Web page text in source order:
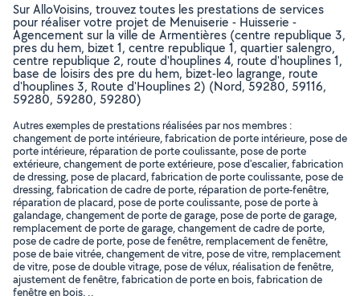
Sur AlloVoisins, trouvez toutes les prestations de services
pour réaliser votre projet de Menuiserie - Huisserie -
Agencement sur la ville de Armentières (centre republique 3,
pres du hem, bizet 1, centre republique 1, quartier salengro,
centre republique 2, route d'houplines 4, route d'houplines 1,
base de loisirs des pre du hem, bizet-leo lagrange, route
d'houplines 3, Route d'Houplines 2) (Nord, 59280, 59116,
59280, 59280, 59280)
Autres exemples de prestations réalisées par nos membres :
changement de porte intérieure, fabrication de porte intérieure, pose de
porte intérieure, réparation de porte coulissante, pose de porte
extérieure, changement de porte extérieure, pose d'escalier, fabrication
de dressing, pose de placard, fabrication de porte coulissante, pose de
dressing, fabrication de cadre de porte, réparation de porte-fenêtre,
réparation de placard, pose de porte coulissante, pose de porte à
galandage, changement de porte de garage, pose de porte de garage,
remplacement de porte de garage, changement de cadre de porte,
pose de cadre de porte, pose de fenêtre, remplacement de fenêtre,
pose de baie vitrée, changement de vitre, pose de vitre, remplacement
de vitre, pose de double vitrage, pose de vélux, réalisation de fenêtre,
ajustement de fenêtre, fabrication de porte en bois, fabrication de
fenêtre en bois, ..